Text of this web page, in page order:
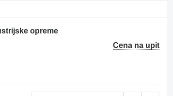
opreme
Cena na upit